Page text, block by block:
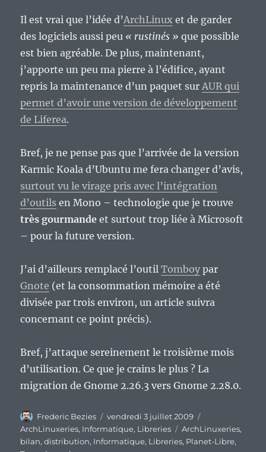
Il est vrai que l’idée d’ArchLinux et de garder
des logiciels aussi peu « rustinés » que possible
est bien agréable. De plus, maintenant,
j’apporte un peu ma pierre à l’édifice, ayant
repris la maintenance d’un paquet surAUR qui
permet d’avoir une version de développement
de Liferea.
Bref, je ne pense pas que l’arrivée de la version
Karmic Koala d’Ubuntu me fera changer d’avis,
surtout vu le virage pris avec l’intégration
d’outils en Mono – technologie que je trouve
très gourmande et surtout trop liée à Microsoft
– pour la future version.
J’ai d’ailleurs remplacé l’outilTomboy par
Gnote (et la consommation mémoire a été
divisée par trois environ, un article suivra
concernant ce point précis).
Bref, j’attaque sereinement le troisième mois
d’utilisation. Ce que je crains le plus ? La
migration de Gnome 2.26.3 vers Gnome 2.28.0.
Auteur
Frederic Bezies
Publié
le
vendredi 3 juillet 2009
ArchLinuxeries, Informatique, Libreries Étiquettes
ArchLinuxeries,
bilan,distribution, Informatique, Libreries, Planet-Libre,